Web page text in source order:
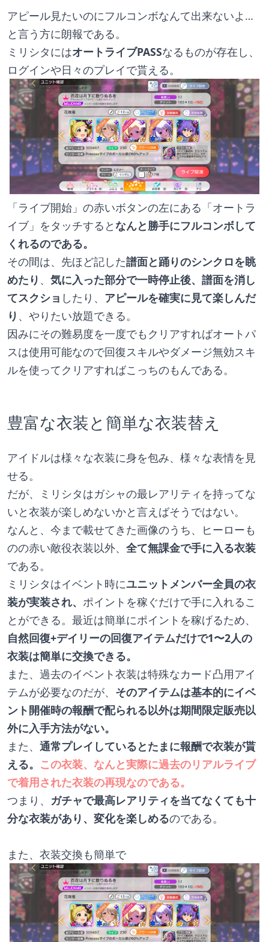
アピール見たいのにフルコンボなんて出来ないよ…
と言う方に朗報である。
ミリシタにはオートライブPASSなるものが存在し、
ログインや日々のプレイで貰える。
「ライブ開始」の赤いボタンの左にある「オートラ
イブ」をタッチするとなんと勝手にフルコンボして
くれるのである。
その間は、先ほど記した譜面と踊りのシンクロを眺
めたり 、 気に入った部分で一時停止後、譜面を消し
てスクショ したり、 アピールを確実に見て楽しんだ
り 、やりたい放題できる。
因みにその難易度を一度でもクリアすればオートパ
スは使用可能なので回復スキルやダメージ無効スキ
ルを使ってクリアすればこっちのもんである。
豊富な衣装と簡単な衣装替え
アイドルは様々な衣装に身を包み、様々な表情を見
せる。
だが、ミリシタはガシャの最レアリティを持ってな
いと衣装が楽しめないかと言えばそうではない。
なんと、今まで載せてきた画像のうち、ヒーローも
のの赤い敵役衣装以外、 全て無課金で手に入る衣装
である。
ミリシタはイベント時にユニットメンバー全員の衣
装が実装され、 ポイントを稼ぐだけで手に入れるこ
とができる。最近は簡単にポイントを稼げるため、
自然回復+デイリーの回復アイテムだけで1〜2人の
衣装は簡単に交換できる。
また、過去のイベント衣装は特殊なカード凸用アイ
テムが必要なのだが、 そのアイテムは基本的にイベ
ント開催時の報酬で配られる以外は期間限定販売以
外に入手方法がない。
また、 通常プレイしているとたまに報酬で衣装が貰
える。 この衣装、なんと実際に過去のリアルライブ
で着用された衣装の再現なのである。
つまり、 ガチャで最高レアリティを当てなくても十
分な衣装があり、変化を楽しめるのである。
また、衣装交換も簡単で